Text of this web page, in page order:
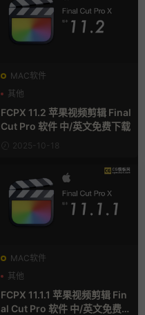
MAC软件
其他
FCPX 11.2 苹果视频剪辑 Final
Cut Pro 软件 中/英文免费下载
2025-10-18
MAC软件
其他
FCPX 11.1.1 苹果视频剪辑 Fin
al Cut Pro 软件 中/英文免费下